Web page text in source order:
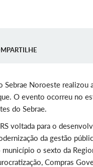
Noroeste realizou
O evento ocorreu no
do Sebrae.
voltada para o
da gestão
o sexto da
Compras